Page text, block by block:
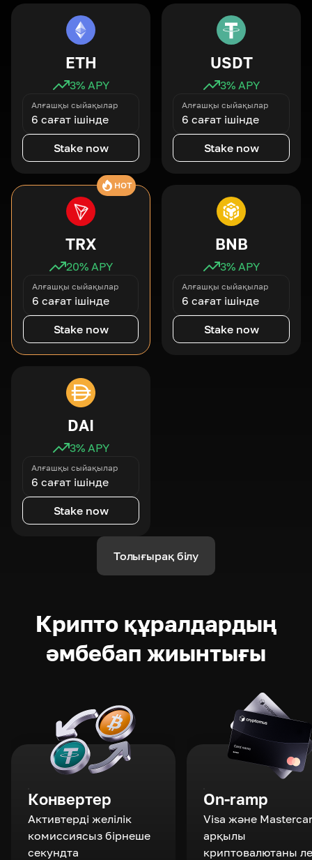
ETH
3% APY
Алғашқы сыйақылар
6 сағат ішінде
Stake now
USDT
3% APY
Алғашқы сыйақылар
6 сағат ішінде
Stake now
HOT
TRX
20% APY
Алғашқы сыйақылар
6 сағат ішінде
Stake now
BNB
3% APY
Алғашқы сыйақылар
6 сағат ішінде
Stake now
DAI
3% APY
Алғашқы сыйақылар
6 сағат ішінде
Stake now
Толығырақ білу
Крипто құралдардың
әмбебап жиынтығы
Конвертер
Активтерді желілік
комиссиясыз бірнеше
секундта
On-ramp
Visa және
арқылы
криптовалютаны